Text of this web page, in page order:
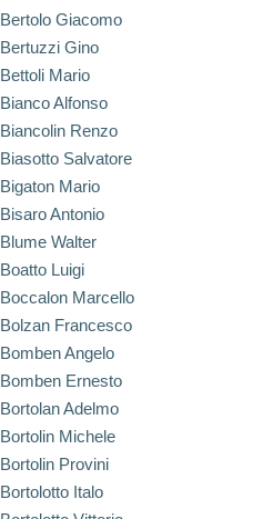
Bertolo Giacomo
Bertuzzi Gino
Bettoli Mario
Bianco Alfonso
Biancolin Renzo
Biasotto Salvatore
Bigaton Mario
Bisaro Antonio
Blume Walter
Boatto Luigi
Boccalon Marcello
Bolzan Francesco
Bomben Angelo
Bomben Ernesto
Bortolan Adelmo
Bortolin Michele
Bortolin Provini
Bortolotto Italo